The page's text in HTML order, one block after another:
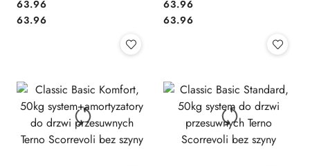
Cena:
63.96
Cena:
63.96
Cena:
63.96
Cena:
63.96